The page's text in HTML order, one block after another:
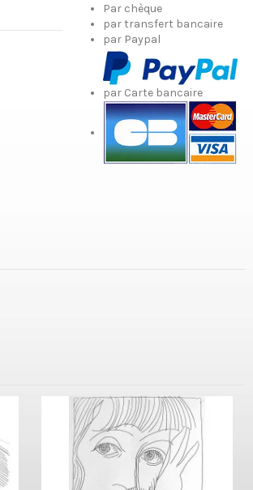
Par chèque
par transfert bancaire
par Paypal
par Carte bancaire